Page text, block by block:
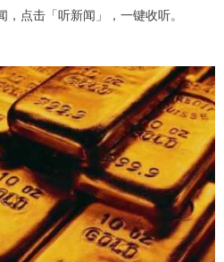
点击「听新闻」，一键收听。